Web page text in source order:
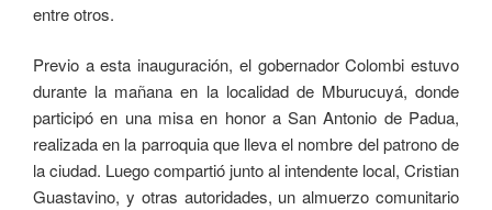
entre otros.
Previo a esta inauguración, el gobernador Colombi estuvo
durante la mañana en la localidad de Mburucuyá, donde
participó en una misa en honor a San Antonio de Padua,
realizada en la parroquia que lleva el nombre del patrono de
la ciudad. Luego compartió junto al intendente local, Cristian
Guastavino, y otras autoridades, un almuerzo comunitario